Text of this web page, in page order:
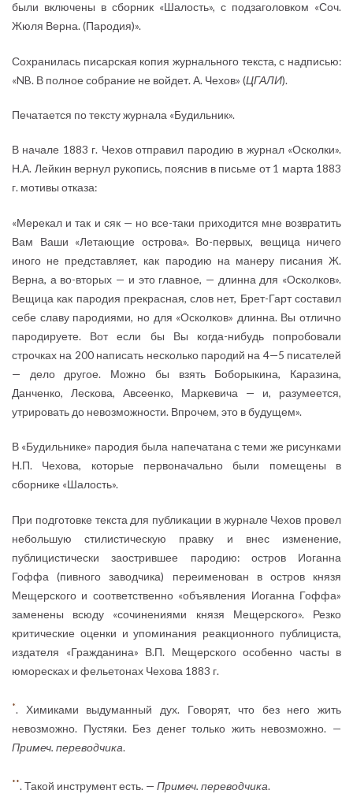
были включены в сборник «Шалость», с подзаголовком «Соч.
Жюля Верна. (Пародия)».
Сохранилась писарская копия журнального текста, с надписью:
«NB. В полное собрание не войдет. А. Чехов» (ЦГАЛИ).
Печатается по тексту журнала «Будильник».
В начале 1883 г. Чехов отправил пародию в журнал «Осколки».
Н.А. Лейкин вернул рукопись, пояснив в письме от 1 марта 1883
г. мотивы отказа:
«Мерекал и так и сяк — но все-таки приходится мне возвратить
Вам Ваши «Летающие острова». Во-первых, вещица ничего
иного не представляет, как пародию на манеру писания Ж.
Верна, а во-вторых — и это главное, — длинна для «Осколков».
Вещица как пародия прекрасная, слов нет, Брет-Гарт составил
себе славу пародиями, но для «Осколков» длинна. Вы отлично
пародируете. Вот если бы Вы когда-нибудь попробовали
строчках на 200 написать несколько пародий на 4—5 писателей
— дело другое. Можно бы взять Боборыкина, Каразина,
Данченко, Лескова, Авсеенко, Маркевича — и, разумеется,
утрировать до невозможности. Впрочем, это в будущем».
В «Будильнике» пародия была напечатана с теми же рисунками
Н.П. Чехова, которые первоначально были помещены в
сборнике «Шалость».
При подготовке текста для публикации в журнале Чехов провел
небольшую стилистическую правку и внес изменение,
публицистически заострившее пародию: остров Иоганна
Гоффа (пивного заводчика) переименован в остров князя
Мещерского и соответственно «объявления Иоганна Гоффа»
заменены всюду «сочинениями князя Мещерского». Резко
критические оценки и упоминания реакционного публициста,
издателя «Гражданина» В.П. Мещерского особенно часты в
юморесках и фельетонах Чехова 1883 г.
*. Химиками выдуманный дух. Говорят, что без него жить
невозможно. Пустяки. Без денег только жить невозможно. —
Примеч. переводчика.
**. Такой инструмент есть. — Примеч. переводчика.